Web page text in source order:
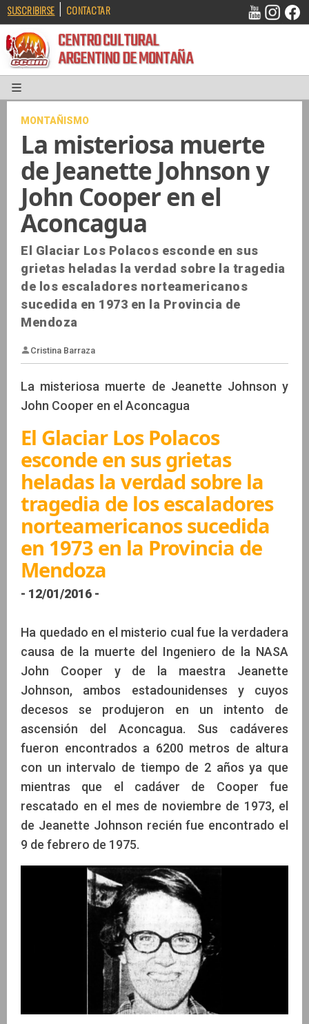
SUSCRIBIRSE | CONTACTAR
CENTRO CULTURAL
ARGENTINO DE MONTAÑA
MONTAÑISMO
La misteriosa muerte
de Jeanette Johnson y
John Cooper en el
Aconcagua
El Glaciar Los Polacos esconde en sus
grietas heladas la verdad sobre la tragedia
de los escaladores norteamericanos
sucedida en 1973 en la Provincia de
Mendoza
Cristina Barraza
La misteriosa muerte de Jeanette Johnson y
John Cooper en el Aconcagua
El Glaciar Los Polacos
esconde en sus grietas
heladas la verdad sobre la
tragedia de los escaladores
norteamericanos sucedida
en 1973 en la Provincia de
Mendoza
- 12/01/2016 -
Ha quedado en el misterio cual fue la verdadera
causa de la muerte del Ingeniero de la NASA
John Cooper y de la maestra Jeanette
Johnson, ambos estadounidenses y cuyos
decesos se produjeron en un intento de
ascensión del Aconcagua. Sus cadáveres
fueron encontrados a 6200 metros de altura
con un intervalo de tiempo de 2 años ya que
mientras que el cadáver de Cooper fue
rescatado en el mes de noviembre de 1973, el
de Jeanette Johnson recién fue encontrado el
9 de febrero de 1975.